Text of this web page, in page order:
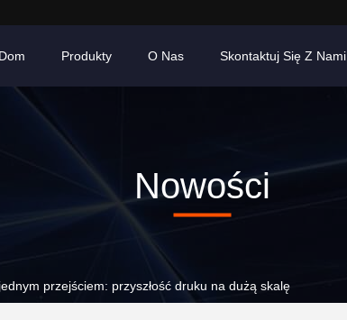
Dom Produkty O Nas Skontaktuj Się Z Nami
Nowości
przejściem: przyszłość druku na dużą skalę